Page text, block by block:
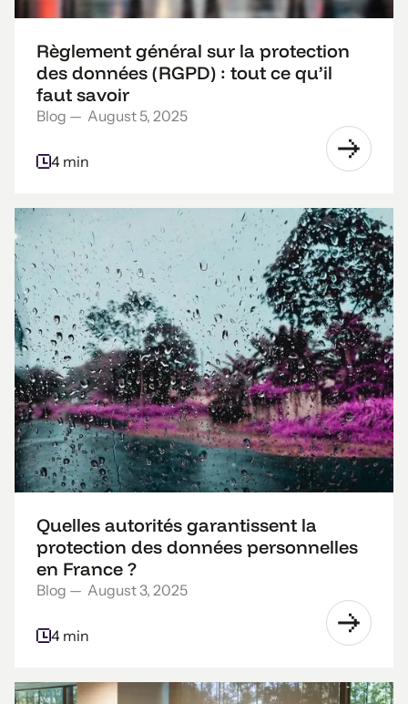
Règlement général sur la protection
des données (RGPD) : tout ce qu’il
faut savoir
Blog — August 5, 2025
4 min
Quelles autorités garantissent la
protection des données personnelles
en France ?
Blog — August 3, 2025
4 min